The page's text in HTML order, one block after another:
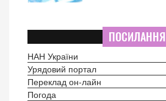
ПОСИЛАННЯ
НАН України
Урядовий портал
Переклад он-лайн
Погода